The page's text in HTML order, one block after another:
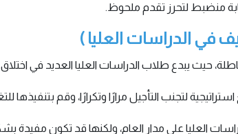
منضبط لتحرز تقدم ملحوظ.
في الدراسات العليا )
حيث يبدع طلاب الدراسات العليا العديد في اختلاق
لتجنب التأجيل مرارًا وتكرارًا، وقم بتنفيذها
العليا على مدار العام، ولكنها قد تكون